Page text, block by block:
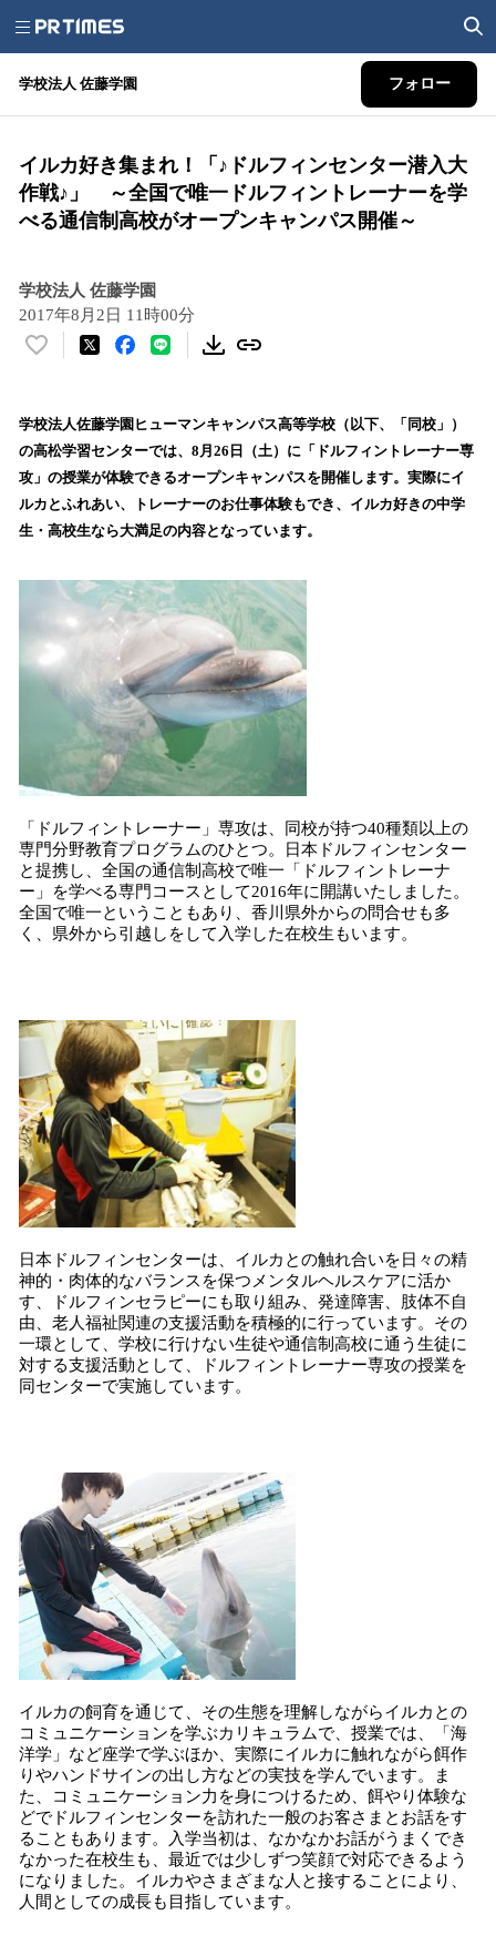
学校法人 佐藤学園 フォロー
イルカ好き集まれ！「♪ドルフィンセンター潜入大
作戦♪」 ～全国で唯一ドルフィントレーナーを学
べる通信制高校がオープンキャンパス開催～
学校法人 佐藤学園
2017年8月2日 11時00分
い
！
数
を
読
み
込
す
学校法人佐藤学園ヒューマンキャンパス高等学校（以下、「同校」）
の高松学習センターでは、8月26日（土）に「ドルフィントレーナー専
攻」の授業が体験できるオープンキャンパスを開催します。実際にイ
ルカとふれあい、トレーナーのお仕事体験もでき、イルカ好きの中学
生・高校生なら大満足の内容となっています。
「ドルフィントレーナー」専攻は、同校が持つ40種類以上の
専門分野教育プログラムのひとつ。日本ドルフィンセンター
と提携し、全国の通信制高校で唯一「ドルフィントレーナ
ー」を学べる専門コースとして2016年に開講いたしました。
全国で唯一ということもあり、香川県外からの問合せも多
く、県外から引越しをして入学した在校生もいます。
日本ドルフィンセンターは、イルカとの触れ合いを日々の精
神的・肉体的なバランスを保つメンタルヘルスケアに活か
す、ドルフィンセラピーにも取り組み、発達障害、肢体不自
由、老人福祉関連の支援活動を積極的に行っています。その
一環として、学校に行けない生徒や通信制高校に通う生徒に
対する支援活動として、ドルフィントレーナー専攻の授業を
同センターで実施しています。
イルカの飼育を通じて、その生態を理解しながらイルカとの
コミュニケーションを学ぶカリキュラムで、授業では、「海
洋学」など座学で学ぶほか、実際にイルカに触れながら餌作
りやハンドサインの出し方などの実技を学んでいます。ま
た、コミュニケーション力を身につけるため、餌やり体験な
どでドルフィンセンターを訪れた一般のお客さまとお話をす
ることもあります。入学当初は、なかなかお話がうまくでき
なかった在校生も、最近では少しずつ笑顔で対応できるよう
になりました。イルカやさまざまな人と接することにより、
人間としての成長も目指しています。